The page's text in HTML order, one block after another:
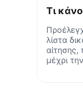
Τι
λίστα
μέχρι